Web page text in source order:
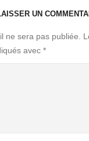
UN
ne sera pas publiée.
avec *